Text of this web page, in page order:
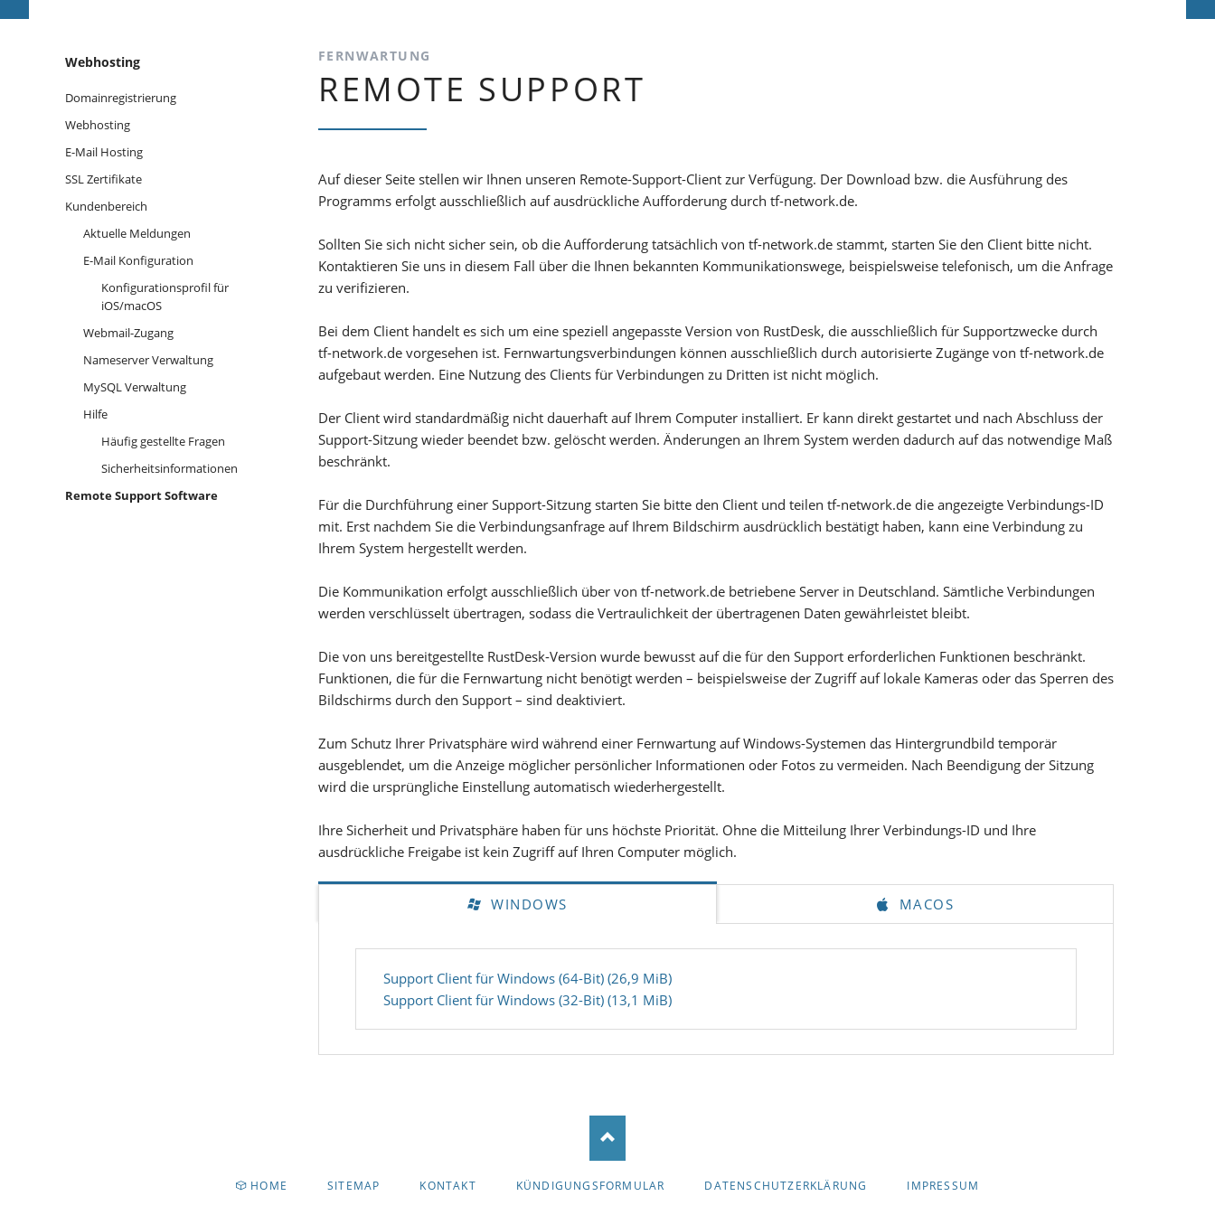
FERNWARTUNG
REMOTE SUPPORT
Auf dieser Seite stellen wir Ihnen unseren Remote-Support-Client zur Verfügung. Der Download bzw. die Ausführung des
Programms erfolgt ausschließlich auf ausdrückliche Aufforderung durch tf-network.de.
Sollten Sie sich nicht sicher sein, ob die Aufforderung tatsächlich von tf-network.de stammt, starten Sie den Client bitte nicht.
Kontaktieren Sie uns in diesem Fall über die Ihnen bekannten Kommunikationswege, beispielsweise telefonisch, um die Anfrage
zu verifizieren.
Bei dem Client handelt es sich um eine speziell angepasste Version von RustDesk, die ausschließlich für Supportzwecke durch
tf-network.de vorgesehen ist. Fernwartungsverbindungen können ausschließlich durch autorisierte Zugänge von tf-network.de
aufgebaut werden. Eine Nutzung des Clients für Verbindungen zu Dritten ist nicht möglich.
Der Client wird standardmäßig nicht dauerhaft auf Ihrem Computer installiert. Er kann direkt gestartet und nach Abschluss der
Support-Sitzung wieder beendet bzw. gelöscht werden. Änderungen an Ihrem System werden dadurch auf das notwendige Maß
beschränkt.
Für die Durchführung einer Support-Sitzung starten Sie bitte den Client und teilen tf-network.de die angezeigte Verbindungs-ID
mit. Erst nachdem Sie die Verbindungsanfrage auf Ihrem Bildschirm ausdrücklich bestätigt haben, kann eine Verbindung zu
Ihrem System hergestellt werden.
Die Kommunikation erfolgt ausschließlich über von tf-network.de betriebene Server in Deutschland. Sämtliche Verbindungen
werden verschlüsselt übertragen, sodass die Vertraulichkeit der übertragenen Daten gewährleistet bleibt.
Die von uns bereitgestellte RustDesk-Version wurde bewusst auf die für den Support erforderlichen Funktionen beschränkt.
Funktionen, die für die Fernwartung nicht benötigt werden – beispielsweise der Zugriff auf lokale Kameras oder das Sperren des
Bildschirms durch den Support – sind deaktiviert.
Zum Schutz Ihrer Privatsphäre wird während einer Fernwartung auf Windows-Systemen das Hintergrundbild temporär
ausgeblendet, um die Anzeige möglicher persönlicher Informationen oder Fotos zu vermeiden. Nach Beendigung der Sitzung
wird die ursprüngliche Einstellung automatisch wiederhergestellt.
Ihre Sicherheit und Privatsphäre haben für uns höchste Priorität. Ohne die Mitteilung Ihrer Verbindungs-ID und Ihre
ausdrückliche Freigabe ist kein Zugriff auf Ihren Computer möglich.
WINDOWS MACOS
Support Client für Windows (64-Bit) (26,9 MiB)
Support Client für Windows (32-Bit) (13,1 MiB)
Navigation
Webhosting
Domainregistrierung
Webhosting
E-Mail Hosting
SSL Zertifikate
Kundenbereich
Aktuelle Meldungen
E-Mail Konfiguration
Konfigurationsprofil für
iOS/macOS
Webmail-Zugang
Nameserver Verwaltung
MySQL Verwaltung
Hilfe
Häufig gestellte Fragen
Sicherheitsinformationen
Remote Support Software
ÜBERSPRINGEN
HOME SITEMAP KONTAKT KÜNDIGUNGSFORMULAR DATENSCHUTZERKLÄRUNG IMPRESSUM